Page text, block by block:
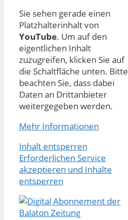
Sie sehen gerade einen
Platzhalterinhalt von
YouTube. Um auf den
eigentlichen Inhalt
zuzugreifen, klicken Sie auf
die Schaltfläche unten. Bitte
beachten Sie, dass dabei
Daten an Drittanbieter
weitergegeben werden.
Mehr Informationen
Inhalt entsperren
Erforderlichen Service
akzeptieren und Inhalte
entsperren